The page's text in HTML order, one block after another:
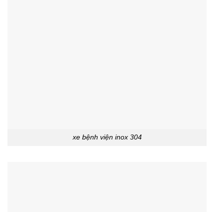
xe bệnh viện inox 304